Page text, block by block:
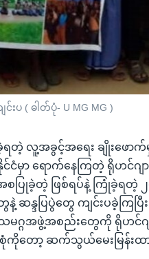
( ဓါတ်ပုံ- U MG MG )
ခဲ့ရတဲ့ လူ့အခွင့်အရေး ချိုးဖေ
င်ငံမှာ ရောက်နေကြတဲ့ ရိုဟင်ဂ
ပြုခဲ့တဲ့ ဖြစ်ရပ်နဲ့ ကြုံခဲ့ရတဲ့
ဒပြပွဲတွေ ကျင်းပခဲ့ကြပြီး
သမဂ္ဂအဖွဲ့အစည်းတွေကို ရိုဟင်
ကိုတော့ ဆက်သွယ်မေးမြန်းထ